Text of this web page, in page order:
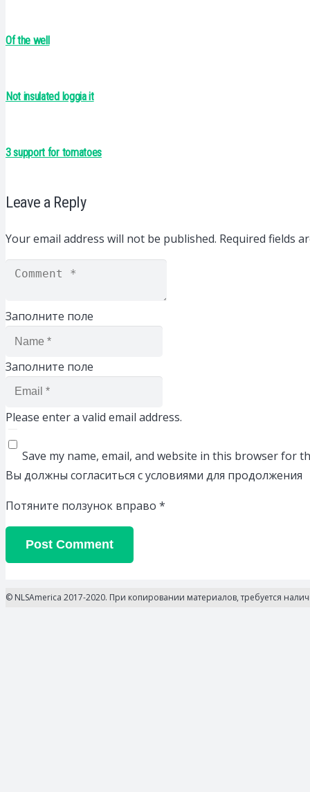
Of the well
Not insulated loggia it
3 support for tomatoes
Leave a Reply
Your email address will not be published. Required fields
Заполните поле
Заполните поле
Please enter a valid email address.
Save my name, email, and website in this browser for
Вы должны согласиться с условиями для продолжения
Потяните ползунок вправо *
Post Comment
© NLSAmerica 2017-2020. При копировании материалов, требуется